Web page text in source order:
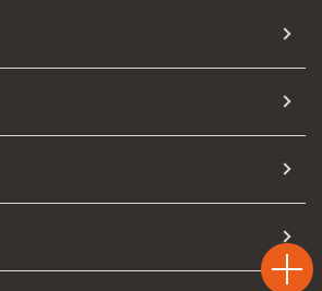
Drive
Chiama